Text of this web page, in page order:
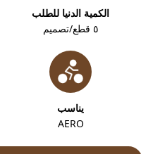
الكمية الدنيا للطلب
٥ قطع/تصميم
يناسب
AERO